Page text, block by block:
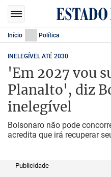
Início Política
INELEGÍVEL ATÉ 2030
'Em 2027 vou
Planalto', diz
inelegível
Bolsonaro não pode
acredita que irá recuperar
Publicidade